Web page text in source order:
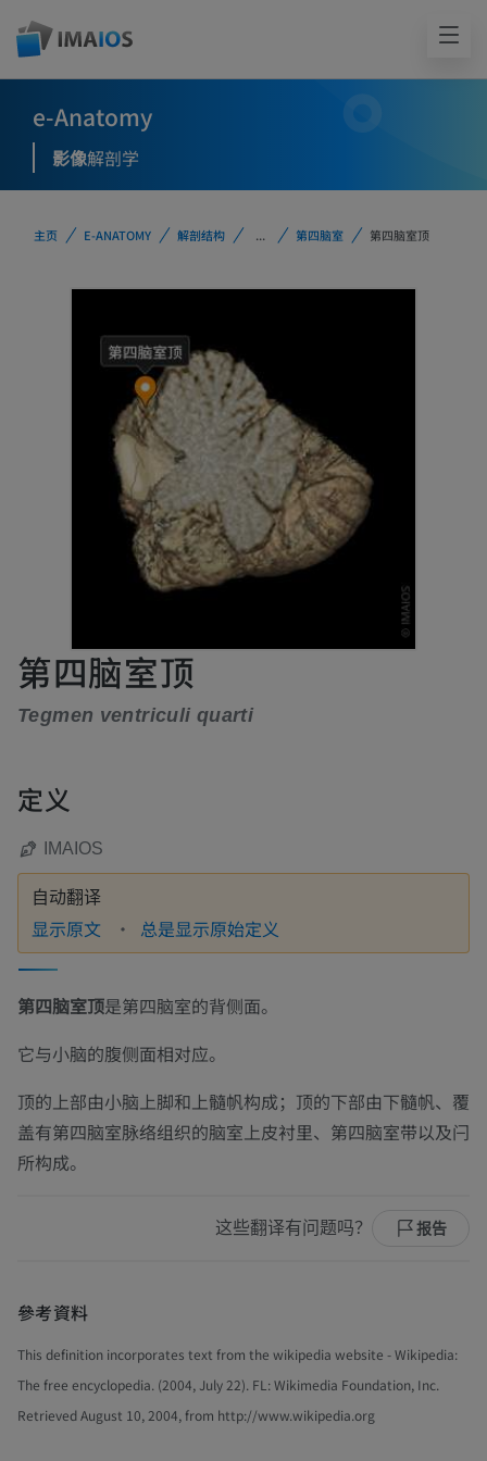
e-Anatomy
影像解剖学
主页 E-ANATOMY 解剖结构 ... 第四脑室 第四脑室顶
第四脑室顶
Tegmen ventriculi quarti
定义
IMAIOS
自动翻译
显示原文 总是显示原始定义
第四脑室顶是第四脑室的背侧面。
它与小脑的腹侧面相对应。
顶的上部由小脑上脚和上髓帆构成；顶的下部由下髓帆、覆
盖有第四脑室脉络组织的脑室上皮衬里、第四脑室带以及闩
所构成。
这些翻译有问题吗？ 报告
參考資料
This definition incorporates text from the wikipedia website - Wikipedia:
The free encyclopedia. (2004, July 22). FL: Wikimedia Foundation, Inc.
Retrieved August 10, 2004, from http://www.wikipedia.org